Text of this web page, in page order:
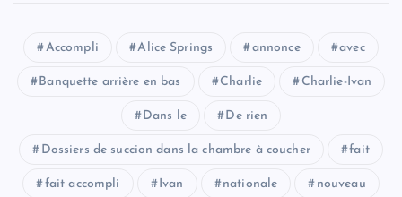
Accompli Alice Springs annonce avec
Banquette arrière en bas Charlie Charlie-Ivan
Dans le De rien
Dossiers de succion dans la chambre à coucher fait
fait accompli Ivan nationale nouveau